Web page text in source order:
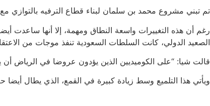
تم تبني مشروع محمد بن سلمان لبناء قطاع الترفيه بالتوازي
الصعيد الدولي، كانت السلطات السعودية تنفذ موجات من
قالت شيا: “على الكوميديين الذين يؤدون عروضا في الرياض أن
ويأتي هذا التلميع وسط زيادة كبيرة في القمع، الذي يطال أيضا